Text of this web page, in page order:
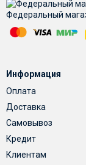
Федеральный
Информация
Оплата
Доставка
Самовывоз
Кредит
Клиентам